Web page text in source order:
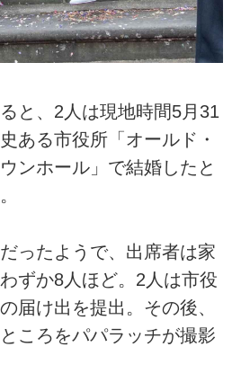
と、2人は現地時間5月31
ある市役所「オールド・
ンホール」で結婚したと
ったようで、出席者は家
ずか8人ほど。2人は市役
届け出を提出。その後、
ころをパパラッチが撮影